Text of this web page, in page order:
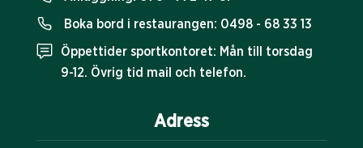
Boka bord i restaurangen: 0498 - 68 33 13
Öppettider sportkontoret: Mån till torsdag
9-12. Övrig tid mail och telefon.
Adress